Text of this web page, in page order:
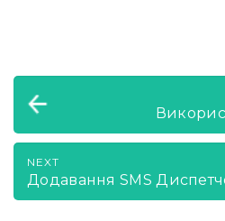
NEXT
Додавання SMS